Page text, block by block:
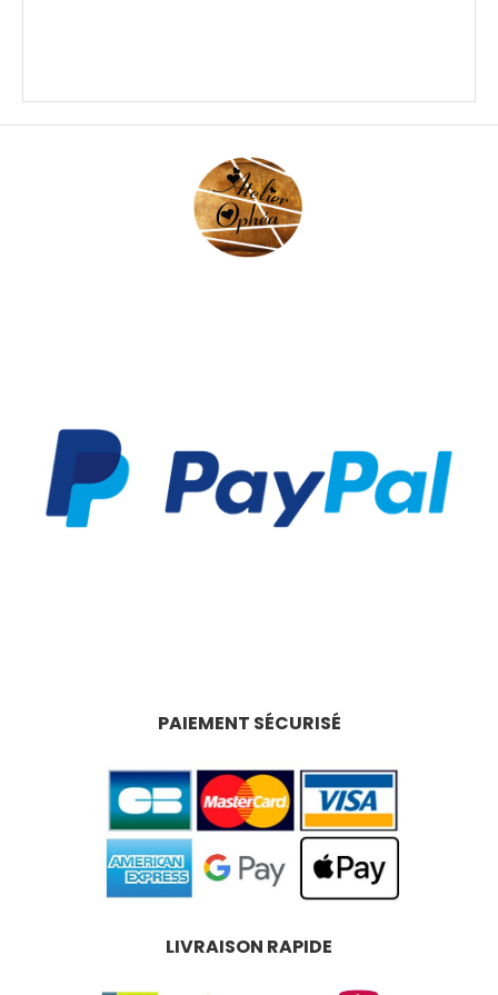
PAIEMENT SÉCURISÉ
LIVRAISON RAPIDE